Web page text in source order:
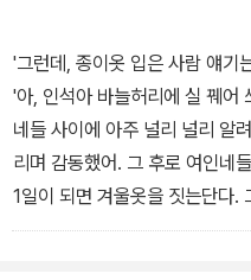
'그런데, 종이옷 입은 사람 얘기
'아, 인석아 바늘허리에 실 꿰어
네들 사이에 아주 널리 널리 알
리며 감동했어. 그 후로 여인네
1일이 되면 겨울옷을 짓는단다.
들이나 아버지에게 보내지. 그